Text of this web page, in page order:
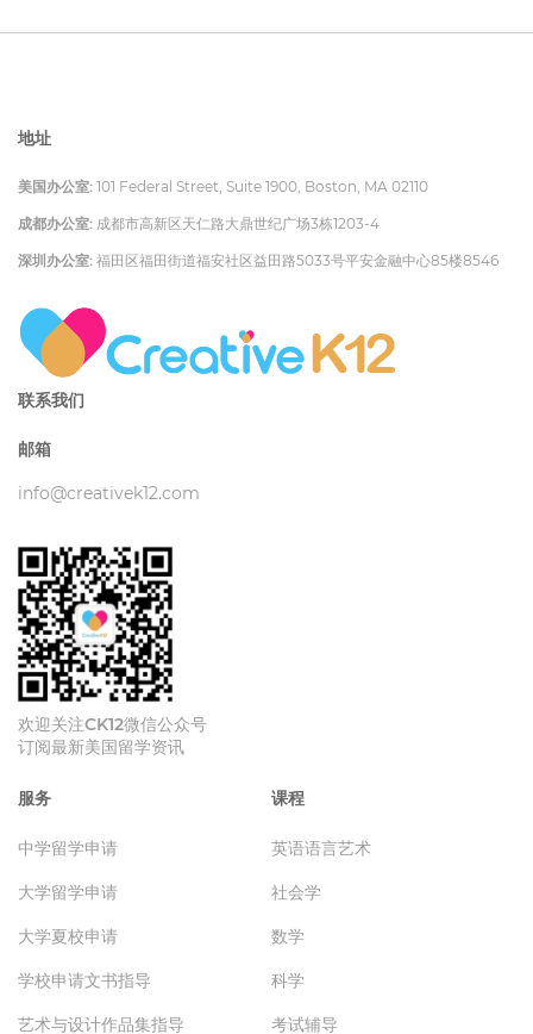
地址
美国办公室: 101 Federal Street, Suite 1900, Boston, MA 02110
成都办公室: 成都市高新区天仁路大鼎世纪广场3栋1203-4
深圳办公室: 福田区福田街道福安社区益田路5033号平安金融中心85楼8546
联系我们
邮箱
info@creativek12.com
欢迎关注CK12微信公众号
订阅最新美国留学资讯
课程
英语语言艺术
社会学
数学
科学
考试辅导
服务
中学留学申请
大学留学申请
大学夏校申请
学校申请文书指导
艺术与设计作品集指导